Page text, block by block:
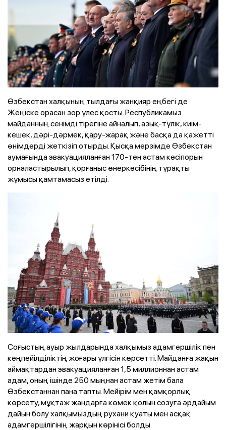
Өзбекстан халқының тылдағы жанқияр еңбегі де
Жеңіске орасан зор үлес қосты. Республикамыз
майданның сенімді тірегіне айналып, азық-түлік, киім-
кешек, дәрі-дәрмек, қару-жарақ және басқа да қажетті
өнімдерді жеткізіп отырды. Қысқа мерзімде Өзбекстан
аумағында эвакуацияланған 170-тен астам кәсіпорын
орналастырылып, қорғаныс өнеркәсібінің тұрақты
жұмысы қамтамасыз етілді.
Соғыстың ауыр жылдарында халқымыз адамгершілік пен
кеңпейілділіктің жоғары үлгісін көрсетті. Майданға жақын
аймақтардан эвакуацияланған 1,5 миллионнан астам
адам, оның ішінде 250 мыңнан астам жетім бала
Өзбекстаннан пана тапты. Мейірім мен қамқорлық
көрсету, мұқтаж жандарға көмек қолын созуға әрдайым
дайын болу халқымыздың рухани қуаты мен асқақ
адамгершілігінің жарқын көрінісі болды.